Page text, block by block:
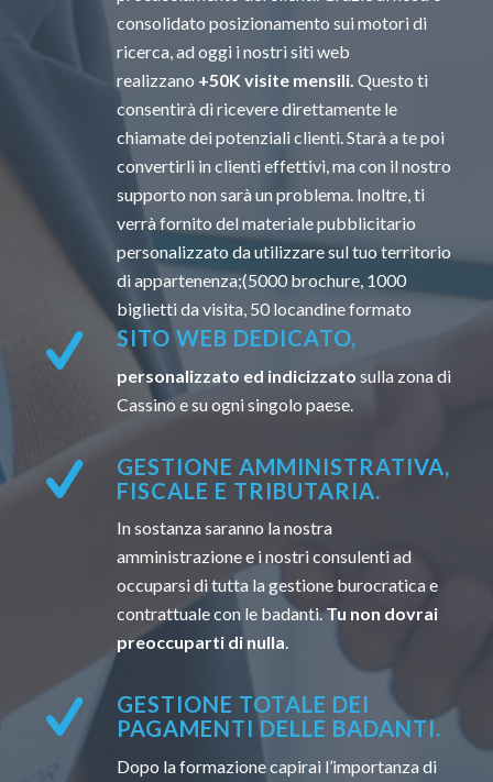
consolidato posizionamento sui motori di
ricerca, ad oggi i nostri siti web
realizzano +50K visite mensili. Questo ti
consentirà di ricevere direttamente le
chiamate dei potenziali clienti. Starà a te poi
convertirli in clienti effettivi, ma con il nostro
supporto non sarà un problema. Inoltre, ti
verrà fornito del materiale pubblicitario
personalizzato da utilizzare sul tuo territorio
di appartenenza;(5000 brochure, 1000
biglietti da visita, 50 locandine formato
SITO WEB DEDICATO,
personalizzato ed indicizzato sulla zona di
Cassino e su ogni singolo paese.
GESTIONE AMMINISTRATIVA,
FISCALE E TRIBUTARIA.
In sostanza saranno la nostra
amministrazione e i nostri consulenti ad
occuparsi di tutta la gestione burocratica e
contrattuale con le badanti.Tu non dovrai
preoccuparti di nulla.
GESTIONE TOTALE DEI
PAGAMENTI DELLE BADANTI.
Dopo la formazione capirai l’importanza di